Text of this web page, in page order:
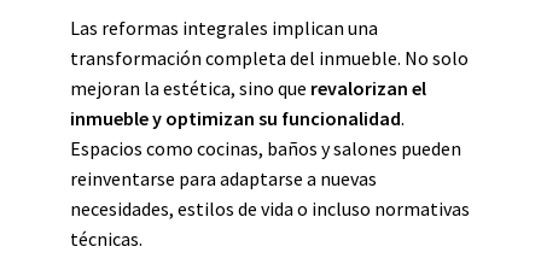
Las reformas integrales implican una
transformación completa del inmueble. No solo
mejoran la estética, sino que revalorizan el
inmueble y optimizan su funcionalidad.
Espacios como cocinas, baños y salones pueden
reinventarse para adaptarse a nuevas
necesidades, estilos de vida o incluso normativas
técnicas.